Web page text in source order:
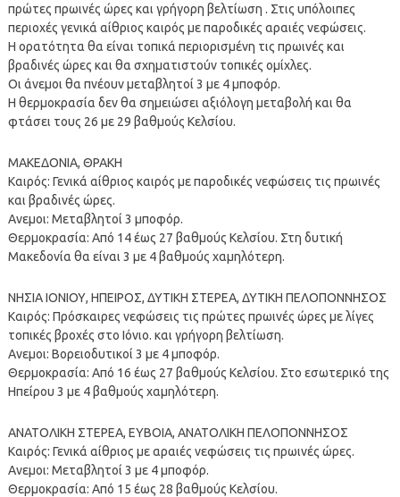
πρώτες πρωινές ώρες και γρήγορη βελτίωση . Στις υπόλοιπες
περιοχές γενικά αίθριος καιρός με παροδικές αραιές νεφώσεις.
Η ορατότητα θα είναι τοπικά περιορισμένη τις πρωινές και
βραδινές ώρες και θα σχηματιστούν τοπικές ομίχλες.
Οι άνεμοι θα πνέουν μεταβλητοί 3 με 4 μποφόρ.
Η θερμοκρασία δεν θα σημειώσει αξιόλογη μεταβολή και θα
φτάσει τους 26 με 29 βαθμούς Κελσίου.
ΜΑΚΕΔΟΝΙΑ, ΘΡΑΚΗ
Καιρός: Γενικά αίθριος καιρός με παροδικές νεφώσεις τις πρωινές
και βραδινές ώρες.
Ανεμοι: Μεταβλητοί 3 μποφόρ.
Θερμοκρασία: Από 14 έως 27 βαθμούς Κελσίου. Στη δυτική
Μακεδονία θα είναι 3 με 4 βαθμούς χαμηλότερη.
ΝΗΣΙΑ ΙΟΝΙΟΥ, ΗΠΕΙΡΟΣ, ΔΥΤΙΚΗ ΣΤΕΡΕΑ, ΔΥΤΙΚΗ ΠΕΛΟΠΟΝΝΗΣΟΣ
Καιρός: Πρόσκαιρες νεφώσεις τις πρώτες πρωινές ώρες με λίγες
τοπικές βροχές στο Ιόνιο. και γρήγορη βελτίωση.
Ανεμοι: Βορειοδυτικοί 3 με 4 μποφόρ.
Θερμοκρασία: Από 16 έως 27 βαθμούς Κελσίου. Στο εσωτερικό της
Ηπείρου 3 με 4 βαθμούς χαμηλότερη.
ΑΝΑΤΟΛΙΚΗ ΣΤΕΡΕΑ, ΕΥΒΟΙΑ, ΑΝΑΤΟΛΙΚΗ ΠΕΛΟΠΟΝΝΗΣΟΣ
Καιρός: Γενικά αίθριος με αραιές νεφώσεις τις πρωινές ώρες.
Ανεμοι: Μεταβλητοί 3 με 4 μποφόρ.
Θερμοκρασία: Από 15 έως 28 βαθμούς Κελσίου.